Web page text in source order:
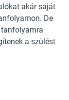
akár saját
De
a szülést